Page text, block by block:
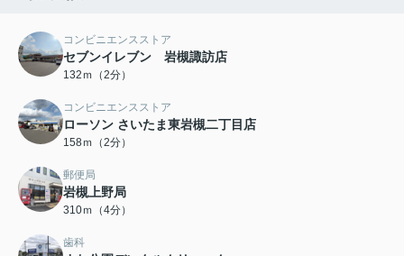
コンビニエンスストア
セブンイレブン 岩槻諏訪店
132ｍ（2分）
コンビニエンスストア
ローソン さいたま東岩槻二丁目店
158ｍ（2分）
郵便局
岩槻上野局
310ｍ（4分）
歯科